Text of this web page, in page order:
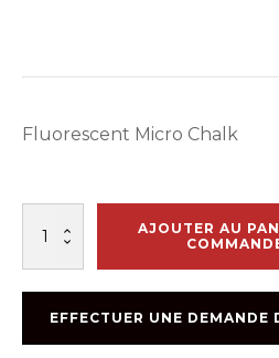
Fluorescent Micro Chalk
VERT
FLUO
AJOUTER AU
EFFECTUER UNE DEMANDE